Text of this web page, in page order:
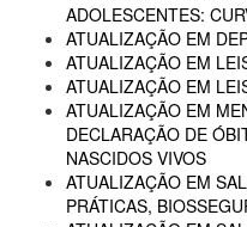
ADOLESCENTES:
ATUALIZAÇÃO EM
ATUALIZAÇÃO EM
ATUALIZAÇÃO EM
ATUALIZAÇÃO EM
DECLARAÇÃO DE
NASCIDOS VIVOS
ATUALIZAÇÃO EM
PRÁTICAS,